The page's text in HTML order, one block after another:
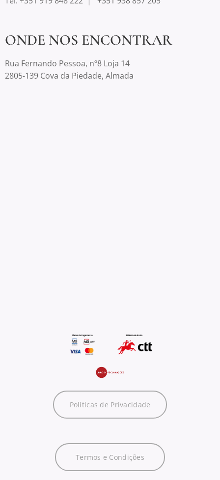
ONDE NOS ENCONTRAR
Rua Fernando Pessoa, nº8 Loja 14
2805-139 Cova da Piedade, Almada
Políticas de Privacidade
Termos e Condições